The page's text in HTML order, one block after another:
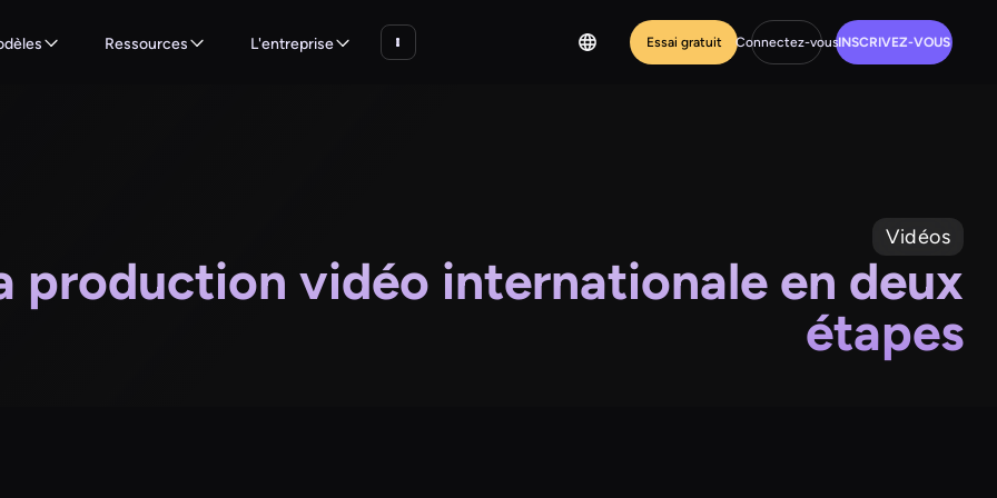
Ressources L'entreprise Essai gratuit Connectez-vousINSCRIVEZ-VOUS
Vidéos
production vidéo internationale en deux
étapes